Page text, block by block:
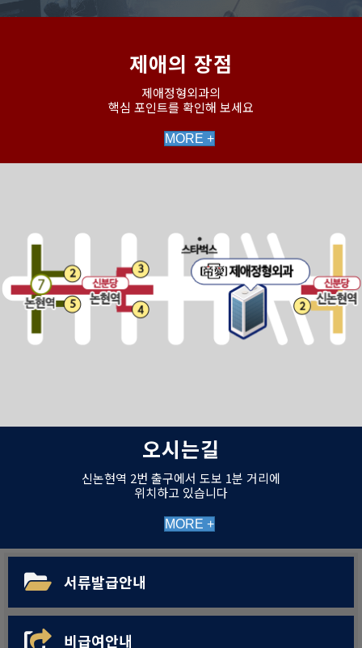
제애의 장점
제애정형외과의
핵심 포인트를 확인해 보세요
MORE +
오시는길
신논현역 2번 출구에서 도보 1분 거리에
위치하고 있습니다
MORE +
서류발급안내
비급여안내